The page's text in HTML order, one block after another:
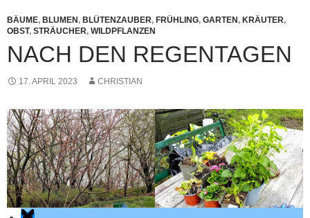
BÄUME, BLUMEN , BLÜTENZAUBER, FRÜHLING, GARTEN , KRÄUTER,
OBST, STRÄUCHER, WILDPFLANZEN
NACH DEN REGENTAGEN
17. APRIL 2023 CHRISTIAN